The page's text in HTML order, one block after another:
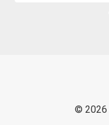
© 2026